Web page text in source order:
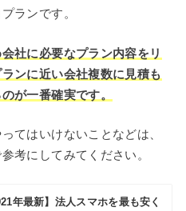
ランです。
社に必要なプラン内容をリ
ンに近い会社複数に見積も
が一番確実です。
てはいけないことなどは、
考にしてみてください。
年最新】法人スマホを最も安く